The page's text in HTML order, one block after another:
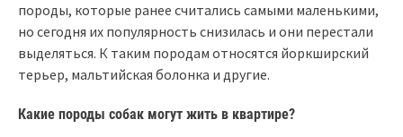
породы, которые ранее считались самыми маленькими,
но сегодня их популярность снизилась и они перестали
выделяться. К таким породам относятся йоркширский
терьер, мальтийская болонка и другие.
Какие породы собак могут жить в квартире?